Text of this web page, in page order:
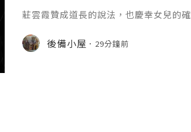
莊雲霞贊成道長的說法，也慶幸女兒的
記的內容，或者有沒有提及，女兒最喜
來找去也找不到相關的內容！後來，她
後備小屋 29分鐘前